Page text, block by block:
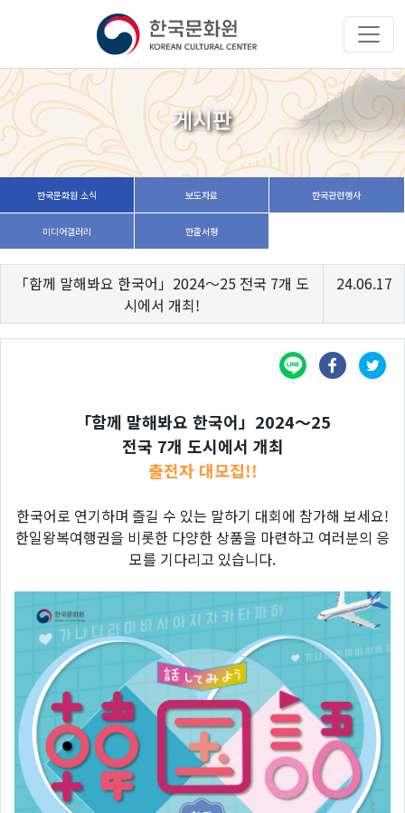
게시판
한국문화원 소식 보도자료 한국관련행사
미디어갤러리 한줄서평
「함께 말해봐요 한국어」2024～25 전국 7개 도
시에서 개최!
24.06.17
「함께 말해봐요 한국어」2024～25
전국 7개 도시에서 개최
출전자 대모집!!
한국어로 연기하며 즐길 수 있는 말하기 대회에 참가해 보세요!
한일왕복여행권을 비롯한 다양한 상품을 마련하고 여러분의 응
모를 기다리고 있습니다.